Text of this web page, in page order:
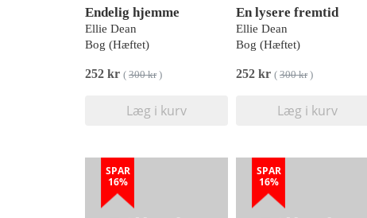
Endelig hjemme
Ellie Dean
Bog (Hæftet)
252 kr ( 300 kr)
Læg i kurv
En lysere fremtid
Ellie Dean
Bog (Hæftet)
252 kr ( 300 kr)
Læg i kurv
SPAR
16%
SPAR
16%